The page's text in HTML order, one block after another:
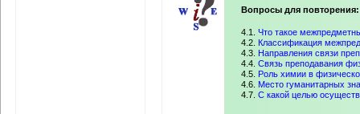
Вопросы для повторения:
4.1. Что такое
4.2. Классификация
4.3. Направления связи
4.4. Связь преподавания
4.5. Роль химии в
4.6. Место гуманитарных
4.7. С какой целью